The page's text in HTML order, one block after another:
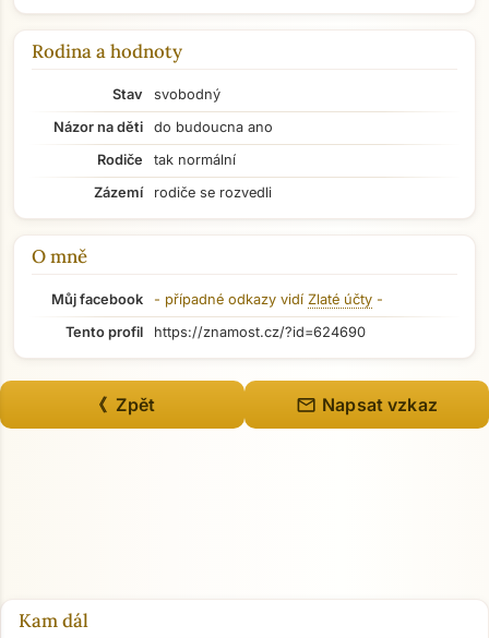
Rodina a hodnoty
Stav
svobodný
Názor na děti
do budoucna ano
Rodiče
tak normální
Zázemí
rodiče se rozvedli
O mně
Můj facebook - případné odkazy vidí Zlaté účty -
Tento profil
https://znamost.cz/?id=624690
《 Zpět mail Napsat vzkaz
Kam dál